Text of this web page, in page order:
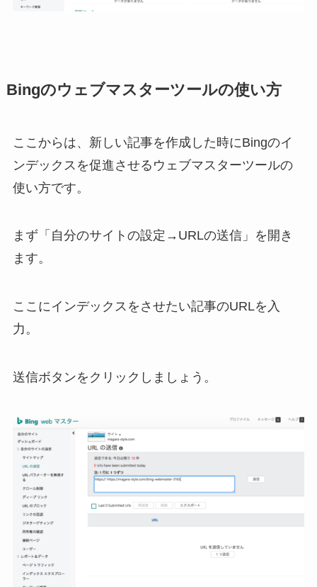
Bingのウェブマスターツールの使い方
ここからは、新しい記事を作成した時にBingのイ
ンデックスを促進させるウェブマスターツールの
使い方です。
まず「自分のサイトの設定→URLの送信」を開き
ます。
ここにインデックスをさせたい記事のURLを入
力。
送信ボタンをクリックしましょう。